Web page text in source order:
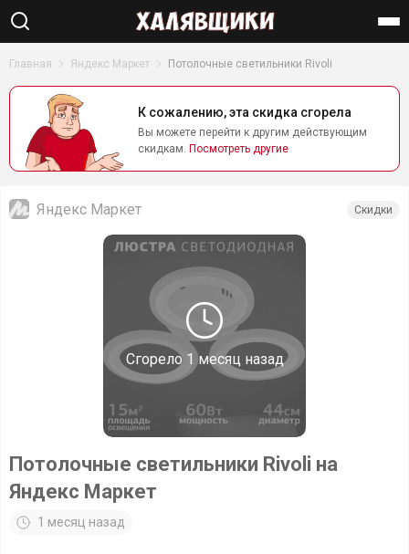
Главная Яндекс Маркет Потолочные светильники Rivoli
К сожалению, эта скидка сгорела
Вы можете перейти к другим действующим
скидкам. Посмотреть другие
Сгорело 1 месяц назад
Яндекс Маркет Скидки
Потолочные светильники Rivoli на
Яндекс Маркет
1 месяц назад